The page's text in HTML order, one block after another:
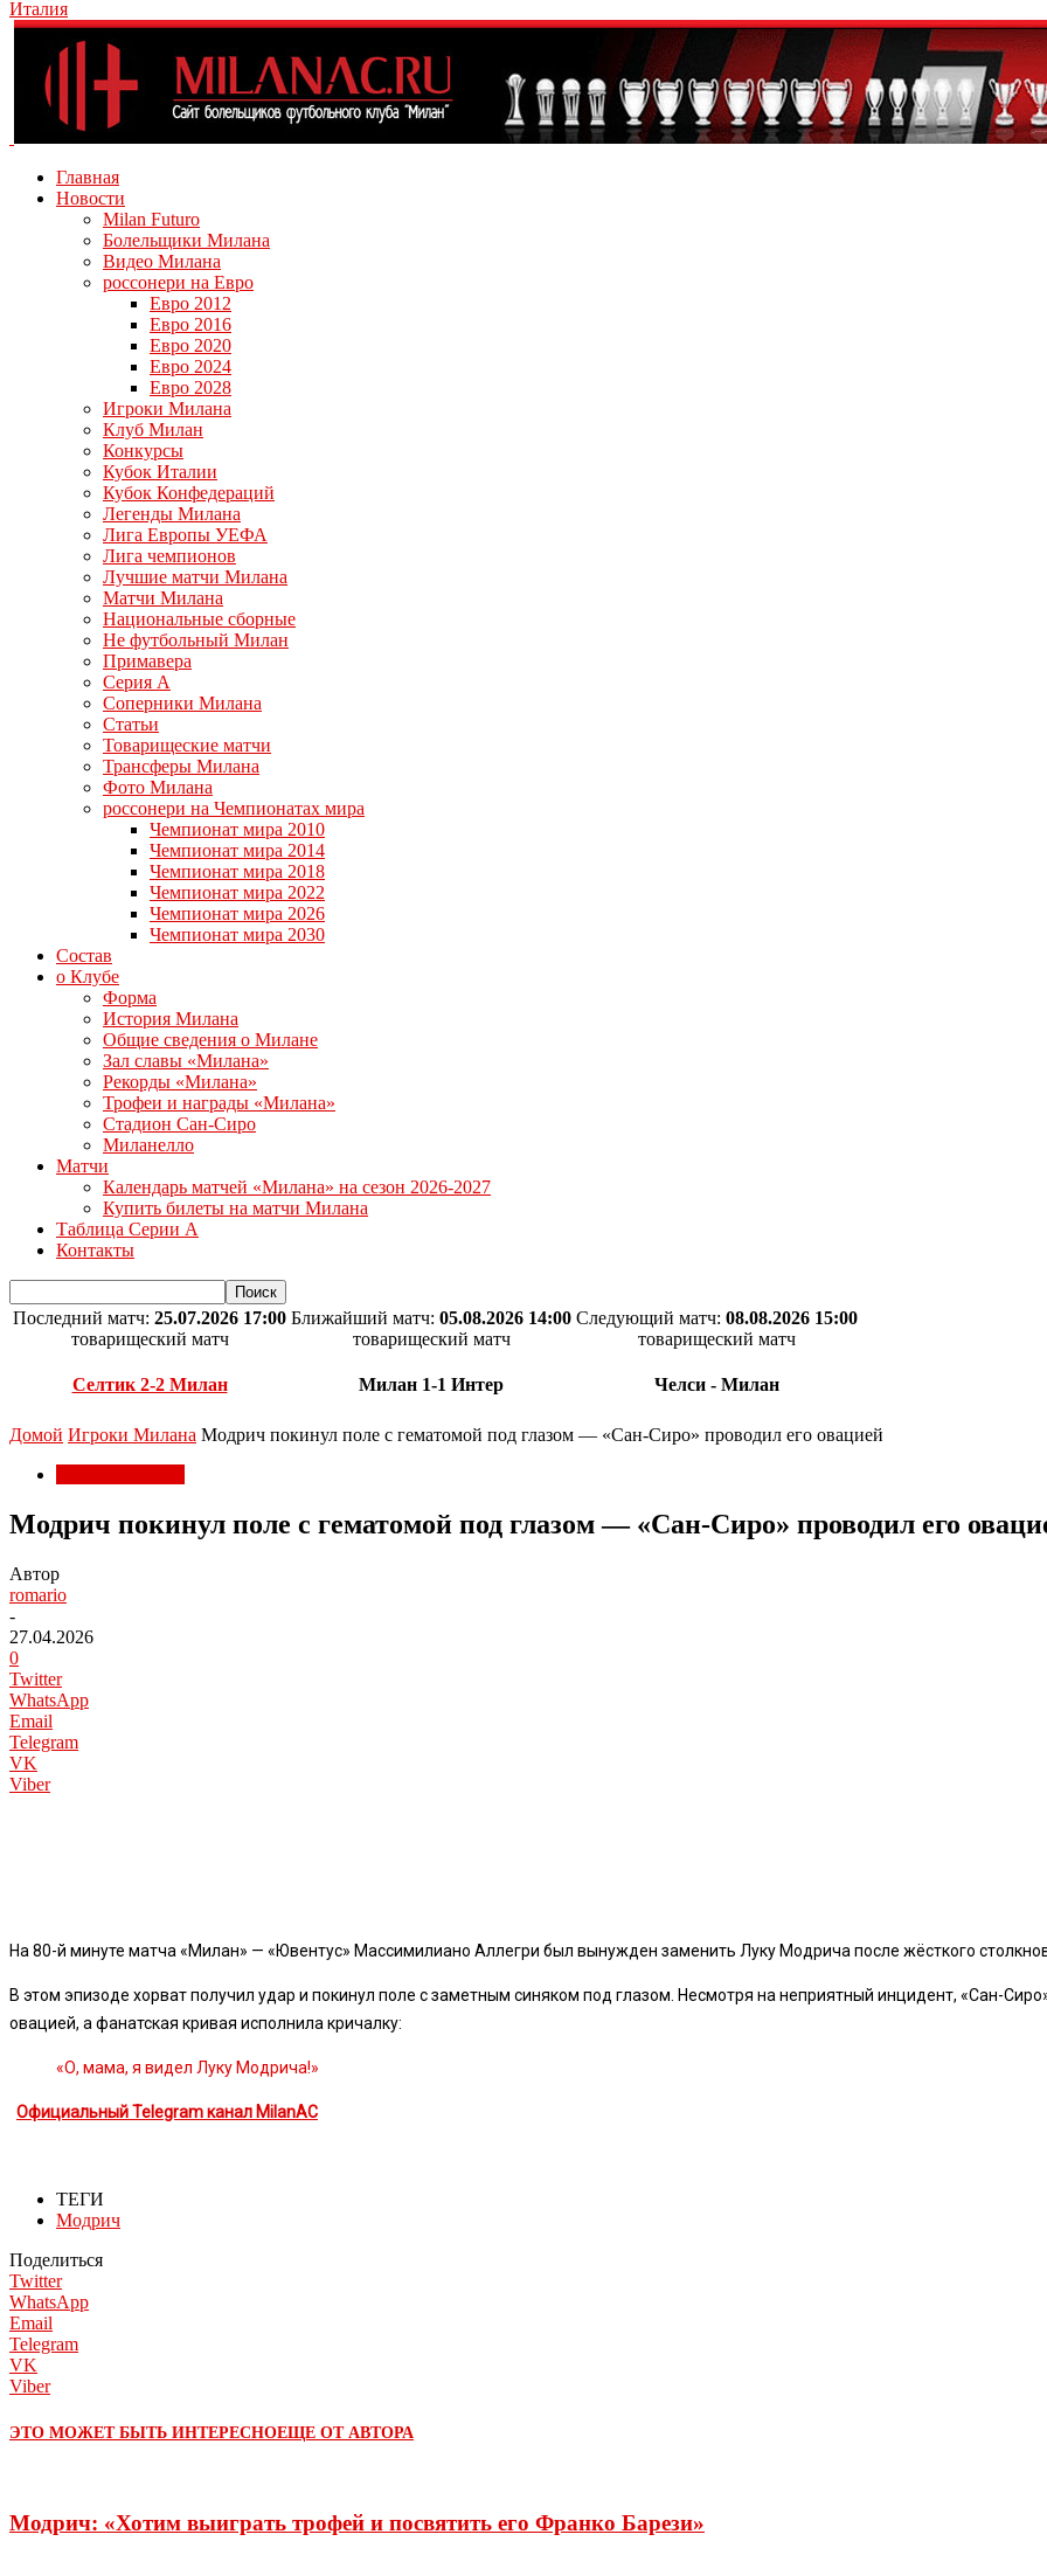
Италия
Главная
Новости
Milan Futuro
Болельщики Милана
Видео Милана
россонери на Евро
Евро 2012
Евро 2016
Евро 2020
Евро 2024
Евро 2028
Игроки Милана
Клуб Милан
Конкурсы
Кубок Италии
Кубок Конфедераций
Легенды Милана
Лига Европы УЕФА
Лига чемпионов
Лучшие матчи Милана
Матчи Милана
Национальные сборные
Не футбольный Милан
Примавера
Серия А
Соперники Милана
Статьи
Товарищеские матчи
Трансферы Милана
Фото Милана
россонери на Чемпионатах мира
Чемпионат мира 2010
Чемпионат мира 2014
Чемпионат мира 2018
Чемпионат мира 2022
Чемпионат мира 2026
Чемпионат мира 2030
Состав
о Клубе
Форма
История Милана
Общие сведения о Милане
Зал славы «Милана»
Рекорды «Милана»
Трофеи и награды «Милана»
Стадион Сан-Сиро
Миланелло
Матчи
Календарь матчей «Милана» на сезон 2026-2027
Купить билеты на матчи Милана
Таблица Серии А
Контакты
Последний матч: 25.07.2026 17:00
товарищеский матч
Селтик 2-2 Милан
Ближайший матч: 05.08.2026 14:00
товарищеский матч
Милан 1-1 Интер
Следующий матч: 08.08.2026 15:00
товарищеский матч
Челси - Милан
Домой Игроки Милана Модрич покинул поле с гематомой под глазом — «Сан-Сиро» проводил его овацией
Модрич покинул поле с гематомой под глазом — «Сан-Сиро» проводил его
Автор
romario
-
27.04.2026
0
Twitter
WhatsApp
Email
Telegram
VK
Viber
На 80-й минуте матча «Милан» — «Ювентус» Массимилиано Аллегри был вынужден заменить Луку Модрича после жёсткого
В этом эпизоде хорват получил удар и покинул поле с заметным синяком под глазом. Несмотря на неприятный инцидент, «Сан-
овацией, а фанатская кривая исполнила кричалку:
«О, мама, я видел Луку Модрича!»
Официальный Telegram канал MilanAC
ТЕГИ
Модрич
Поделиться
Twitter
WhatsApp
Email
Telegram
VK
Viber
ЭТО МОЖЕТ БЫТЬ ИНТЕРЕСНОЕЩЕ ОТ АВТОРА
Модрич: «Хотим выиграть трофей и посвятить его Франко Барези»